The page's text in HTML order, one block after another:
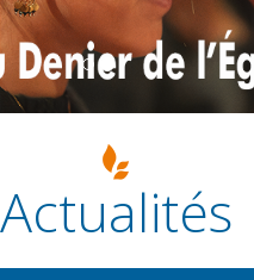
Actualités